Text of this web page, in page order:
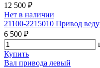
12 500 ₽
Нет в наличии
21100-2215010 Привод
6 500 ₽
Купить
Вал привода левый